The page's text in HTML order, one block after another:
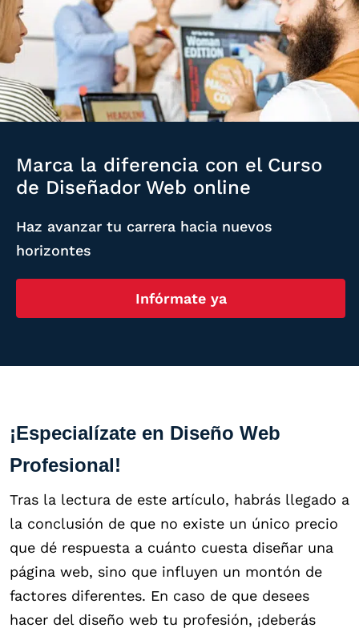
Marca la diferencia con el Curso
de Diseñador Web online
Haz avanzar tu carrera hacia nuevos
horizontes
Infórmate ya
¡Especialízate en Diseño Web
Profesional!
Tras la lectura de este artículo, habrás llegado a
la conclusión de que no existe un único precio
que dé respuesta a cuánto cuesta diseñar una
página web, sino que influyen un montón de
factores diferentes. En caso de que desees
hacer del diseño web tu profesión, ¡deberás